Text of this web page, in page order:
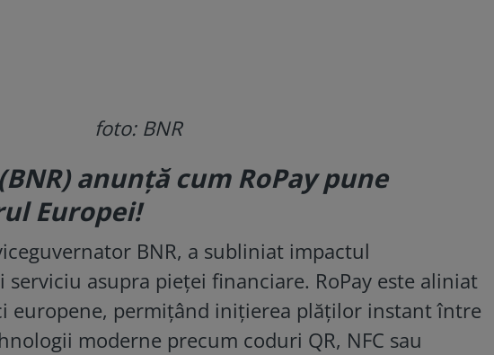
foto: BNR
anunță cum RoPay pune
Europei!
BNR, a subliniat impactul
asupra pieței financiare. RoPay este aliniat
europene, permițând inițierea plăților instant între
moderne precum coduri QR, NFC sau